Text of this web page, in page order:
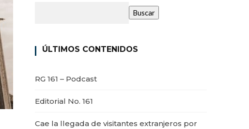
Buscar
ÚLTIMOS CONTENIDOS
RG 161 – Podcast
Editorial No. 161
Cae la llegada de visitantes extranjeros por